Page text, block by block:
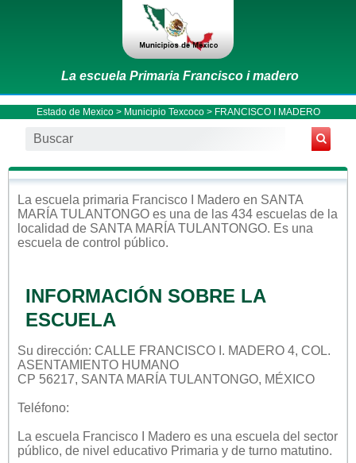
La escuela Primaria Francisco i madero
Estado de Mexico> Municipio Texcoco> FRANCISCO I MADERO
La escuela primaria Francisco I Madero en SANTA
MARÍA TULANTONGO es una de las 434 escuelas de la
localidad de SANTA MARÍA TULANTONGO. Es una
escuela de control público.
INFORMACIÓN SOBRE LA
ESCUELA
Su dirección: CALLE FRANCISCO I. MADERO 4, COL.
ASENTAMIENTO HUMANO
CP 56217, SANTA MARÍA TULANTONGO, MÉXICO
Teléfono:
La escuela Francisco I Madero es una escuela del sector
público, de nivel educativo Primaria y de turno matutino.